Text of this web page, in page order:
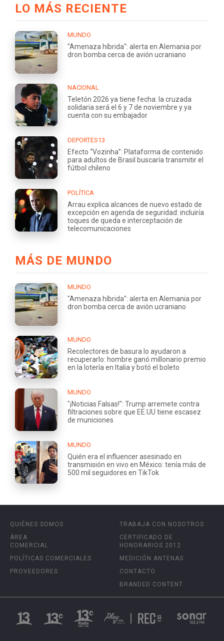
LO MÁS RECIENTE
MUNDO
"Amenaza híbrida": alerta en Alemania por
dron bomba cerca de avión ucraniano
NACIONAL
Teletón 2026 ya tiene fecha: la cruzada
solidaria será el 6 y 7 de noviembre y ya
cuenta con su embajador
DEPORTES13
Efecto “Vozinha”: Plataforma de contenido
para adultos de Brasil buscaría transmitir el
fútbol chileno
POLÍTICA
Arrau explica alcances de nuevo estado de
excepción en agenda de seguridad: incluiría
toques de queda e interceptación de
telecomunicaciones
MÁS DE MUNDO
MUNDO
"Amenaza híbrida": alerta en Alemania por
dron bomba cerca de avión ucraniano
MUNDO
Recolectores de basura lo ayudaron a
recuperarlo: hombre ganó millonario premio
en la lotería en Italia y botó el boleto
MUNDO
"¡Noticias Falsas!": Trump arremete contra
filtraciones sobre que EE.UU tiene escasez
de municiones
MUNDO
Quién era el influencer asesinado en
transmisión en vivo en México: tenía más de
500 mil seguidores en TikTok
QUIÉNES SOMOS
ÁREA
COMERCIAL
POLÍTICAS COMERCIALES
PROVEEDORES
TRABAJA CON NOSOTROS
CERTIFICADO DE
HONORARIOS 2012
MEDICIÓN ANTENAS
CONTACTO
BRANDED CONTENT